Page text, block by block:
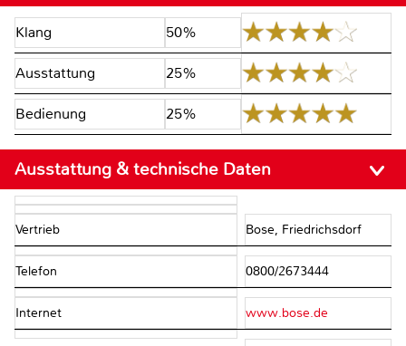
Klang 50%
Ausstattung 25%
Bedienung 25%
Ausstattung & technische Daten
Vertrieb Bose, Friedrichsdorf
Telefon 0800/2673444
Internet www.bose.de